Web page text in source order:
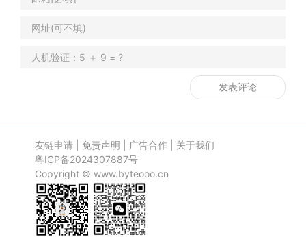
友链申请| 免责声明 广告合作| 关于我们
粤ICP备2024307887号
Copyright © www.byteooo.cn